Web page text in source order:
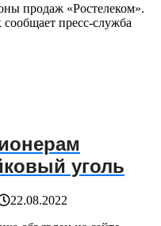
продаж «Ростелеком».
пресс-служба
уголь
22.08.2022